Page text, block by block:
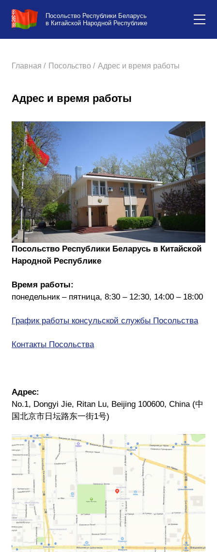
Посольство Республики Беларусь
в Китайской Народной Республике
Главная / Посольство / Адрес и время работы
Адрес и время работы
Посольство Республики Беларусь в Китайской
Народной Республике
Время работы:
понедельник – пятница, 8:30 – 12:30, 14:00 – 18:00
График работы консульской службы Посольства
Контакты Посольства
Адрес:
No.1, Dongyi Jie, Ritan Lu, Beijing 100600, China (中
国北京市日坛路东一街1号)